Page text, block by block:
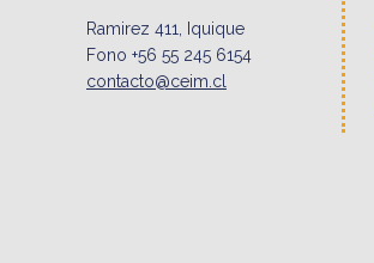
Ramirez 411, Iquique
Fono +56 55 245 6154
contacto@ceim.cl